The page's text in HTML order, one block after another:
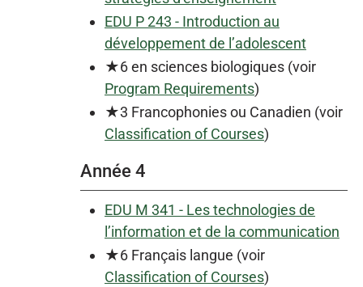
EDU P 243 - Introduction au
développement de l’adolescent
★6 en sciences biologiques (voir
Program Requirements)
★3 Francophonies ou Canadien (voir
Classification of Courses)
Année 4
EDU M 341 - Les technologies de
l’information et de la communication
★6 Français langue (voir
Classification of Courses)